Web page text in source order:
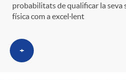
probabilitats de qualificar la seva
física com a excel·lent
+